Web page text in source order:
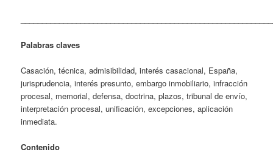
Palabras claves
Casación, técnica, admisibilidad, interés casacional, España,
jurisprudencia, interés presunto, embargo inmobiliario, infracción
procesal, memorial, defensa, doctrina, plazos, tribunal de envío,
interpretación procesal, unificación, excepciones, aplicación
inmediata.
Contenido